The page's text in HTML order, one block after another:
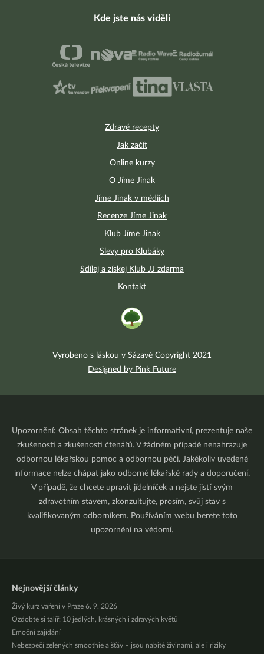
Zdravé recepty
Jak začít
Online kurzy
O Jíme Jinak
Jíme Jinak v médiích
Recenze Jíme Jinak
Klub Jíme Jinak
Slevy pro Klubáky
Sdílej a získej Klub JJ zdarma
Kontakt
Kde jste nás viděli
Vyrobeno s láskou v Sázavě Copyright 2021
Designed by Pink Future
Upozornění: Obsah těchto stránek je informativní, prezentuje naše
zkušenosti a zkušenosti čtenářů. V žádném případě nenahrazuje
odbornou lékařskou pomoc a odbornou péči. Jakékoliv uvedené
informace nelze chápat jako odborné lékařské rady a doporučení.
V případě, že chcete upravit jídelníček a nejste jistí svým
zdravotním stavem, zkonzultujte, prosím, svůj stav s
kvalifikovaným odborníkem. Používáním webu berete toto
upozornění na vědomí.
Nejnovější články
Živý kurz vaření v Praze 6. 9. 2026
Ozdobte si talíř: 10 jedlých, krásných i zdravých květů
Emoční zajídání
Nebezpečí zelených smoothie a šťáv – jsou nabité živinami, ale i riziky